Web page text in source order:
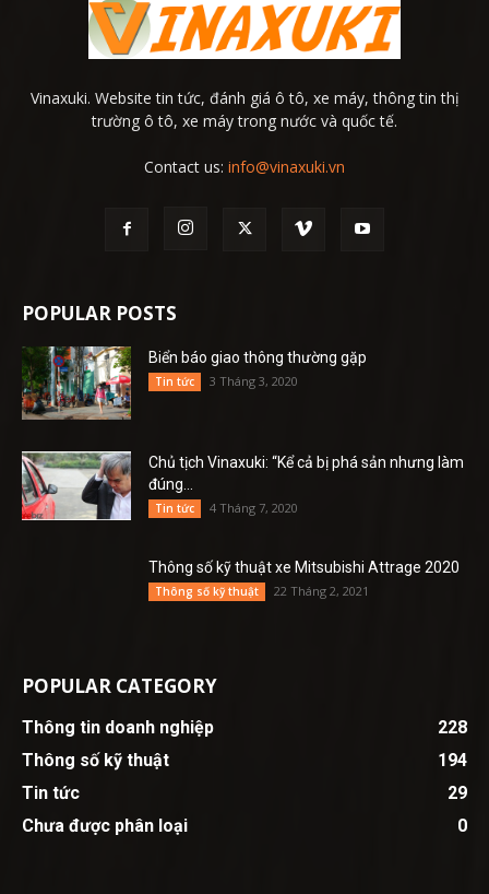
Vinaxuki. Website tin tức, đánh giá ô tô, xe máy, thông tin thị
trường ô tô, xe máy trong nước và quốc tế.
Contact us: info@vinaxuki.vn
POPULAR POSTS
Biển báo giao thông thường gặp
Tin tức 3 Tháng 3, 2020
Chủ tịch Vinaxuki: “Kể cả bị phá sản nhưng làm
đúng...
Tin tức 4 Tháng 7, 2020
Thông số kỹ thuật xe Mitsubishi Attrage 2020
Thông số kỹ thuật 22 Tháng 2, 2021
POPULAR CATEGORY
Thông tin doanh nghiệp
228
Thông số kỹ thuật
194
Tin tức
29
Chưa được phân loại
0